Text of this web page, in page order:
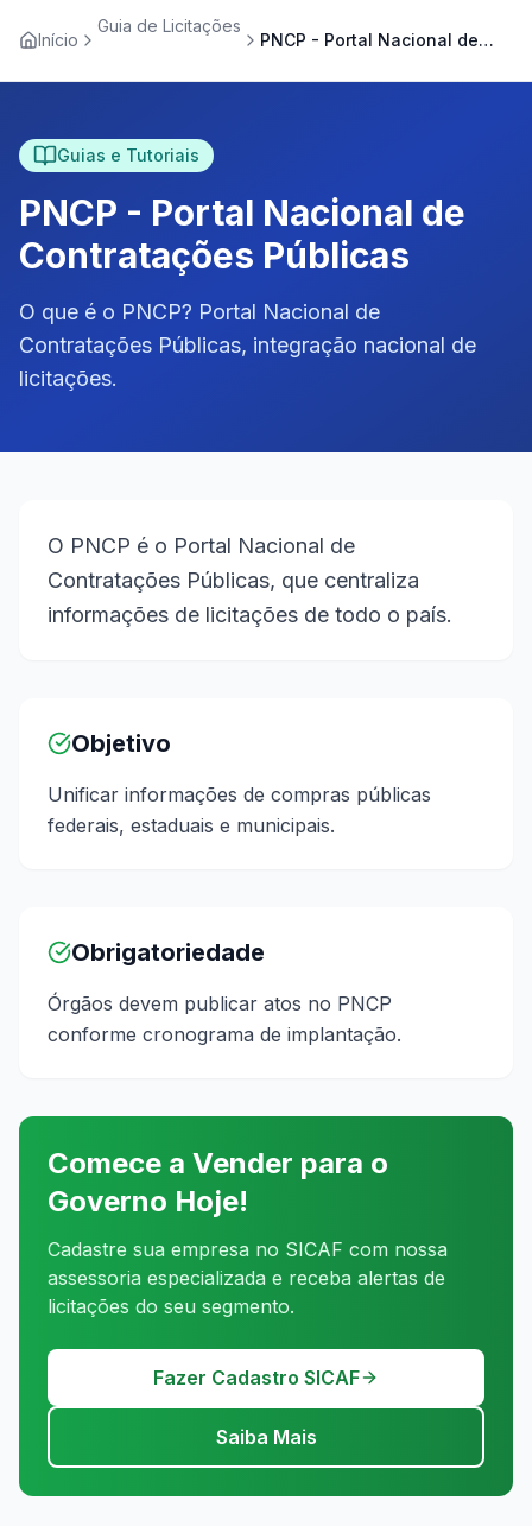
Início
Guia de Licitações
PNCP - Portal Nacional de Contratações Públicas
Guias e Tutoriais
PNCP - Portal Nacional de
Contratações Públicas
O que é o PNCP? Portal Nacional de
Contratações Públicas, integração nacional de
licitações.
O PNCP é o Portal Nacional de
Contratações Públicas, que centraliza
informações de licitações de todo o país.
Objetivo
Unificar informações de compras públicas
federais, estaduais e municipais.
Obrigatoriedade
Órgãos devem publicar atos no PNCP
conforme cronograma de implantação.
Comece a Vender para o
Governo Hoje!
Cadastre sua empresa no SICAF com nossa
assessoria especializada e receba alertas de
licitações do seu segmento.
Fazer Cadastro SICAF
Saiba Mais